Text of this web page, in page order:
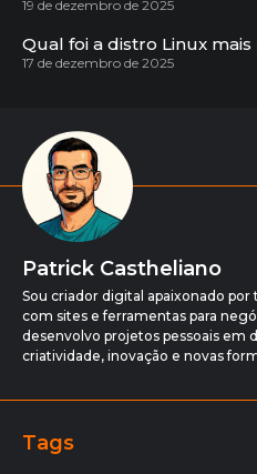
19 de dezembro de 2025
Qual foi a distro Linux
17 de dezembro de 2025
Patrick Castheliano
Sou criador digital apaixonado
com sites e ferramentas para
desenvolvo projetos pessoais em
criatividade, inovação e novas
Tags